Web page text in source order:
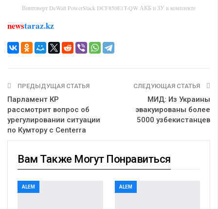
Винтоверт DeWalt PowerStack DCF850E1T-QW АКБ и ЗУ в комплекте
newstaraz.kz
ПРЕДЫДУЩАЯ СТАТЬЯ
Парламент КР
рассмотрит вопрос об
урегулировании ситуации
по Кумтору с Centerra
СЛЕДУЮЩАЯ СТАТЬЯ
МИД: Из Украины
эвакуированы более
5000 узбекистанцев
Вам Также Могут Понравиться
ALEM ALEM